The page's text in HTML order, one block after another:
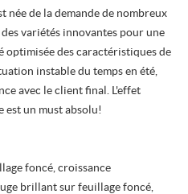
née de la demande de nombreux
variétés innovantes pour une
des caractéristiques de
instable du temps en été,
avec le client final. L'effet
est un must absolu!
foncé, croissance
brillant sur feuillage foncé,